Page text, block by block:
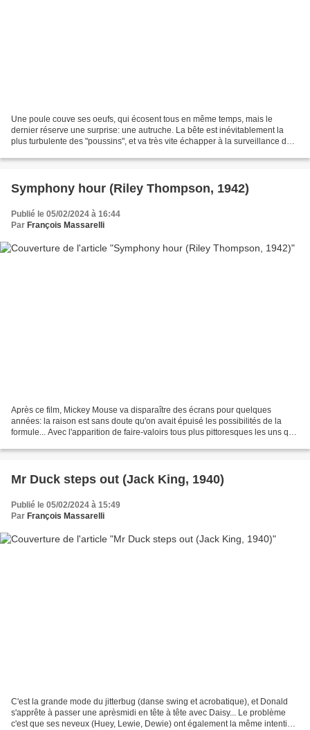
Une poule couve ses oeufs, qui écosent tous en même temps, mais le
dernier réserve une surprise: une autruche. La bête est inévitablement la
plus turbulente des "poussins", et va très vite échapper à la surveillance de
Symphony hour (Riley Thompson, 1942)
Publié le 05/02/2024 à 16:44
Par François Massarelli
Après ce film, Mickey Mouse va disparaître des écrans pour quelques
années: la raison est sans doute qu'on avait épuisé les possibilités de la
formule... Avec l'apparition de faire-valoirs tous plus pittoresques les uns que
Mr Duck steps out (Jack King, 1940)
Publié le 05/02/2024 à 15:49
Par François Massarelli
C'est la grande mode du jitterbug (danse swing et acrobatique), et Donald
s'apprête à passer une aprèsmidi en tête à tête avec Daisy... Le problème
c'est que ses neveux (Huey, Lewie, Dewie) ont également la même intention.